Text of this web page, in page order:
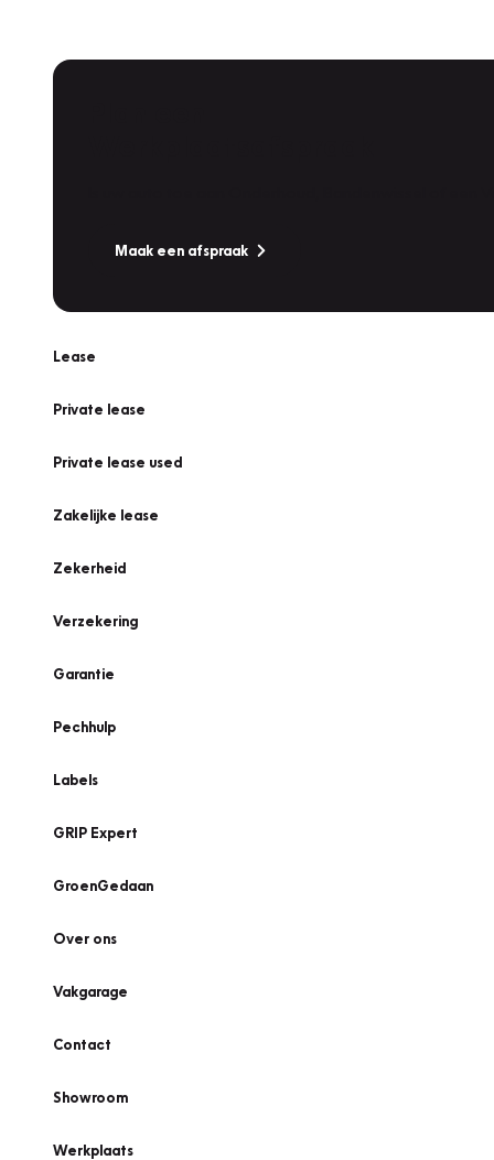
Maak een afspraak
Lease
Private lease
Private lease used
Zakelijke lease
Zekerheid
Verzekering
Garantie
Pechhulp
Labels
GRIP Expert
GroenGedaan
Over ons
Vakgarage
Contact
Showroom
Werkplaats